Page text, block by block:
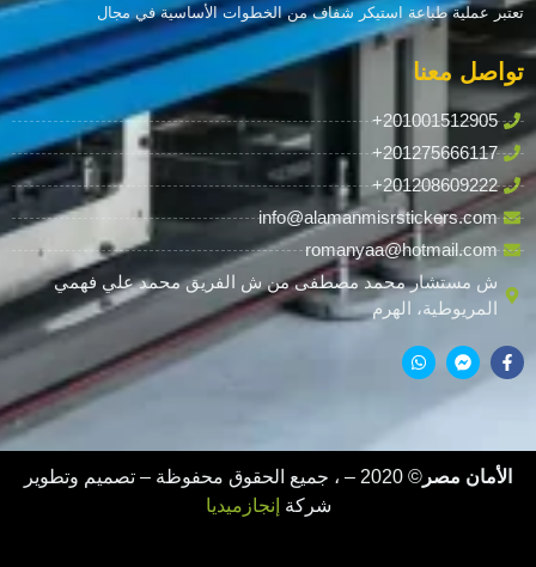
تعتبر عملية طباعة استيكر شفاف من الخطوات الأساسية في مجال
تواصل معنا
+201001512905
+201275666117
+201208609222
info@alamanmisrstickers.com
romanyaa@hotmail.com
ش مستشار محمد مصطفى من ش الفريق محمد علي فهمي
المريوطية، الهرم
الأمان مصر © 2020 –
، جميع الحقوق محفوظة – تصميم وتطوير
شركة إنجازميديا